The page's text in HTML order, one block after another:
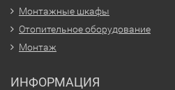
Монтажные шкафы
Отопительное оборудование
Монтаж
ИНФОРМАЦИЯ